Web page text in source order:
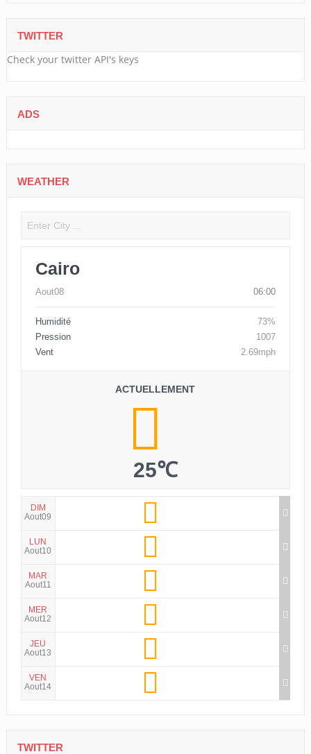
TWITTER
Check your twitter API's keys
ADS
WEATHER
Cairo
Aout08 06:00
Humidité
73%
Pression
1007
Vent
2.69mph
ACTUELLEMENT
25℃
DIM
Aout09
LUN
Aout10
MAR
Aout11
MER
Aout12
JEU
Aout13
VEN
Aout14
TWITTER